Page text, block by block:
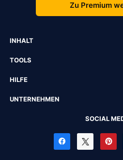
Zu Premium
INHALT
TOOLS
HILFE
UNTERNEHMEN
SOCIAL